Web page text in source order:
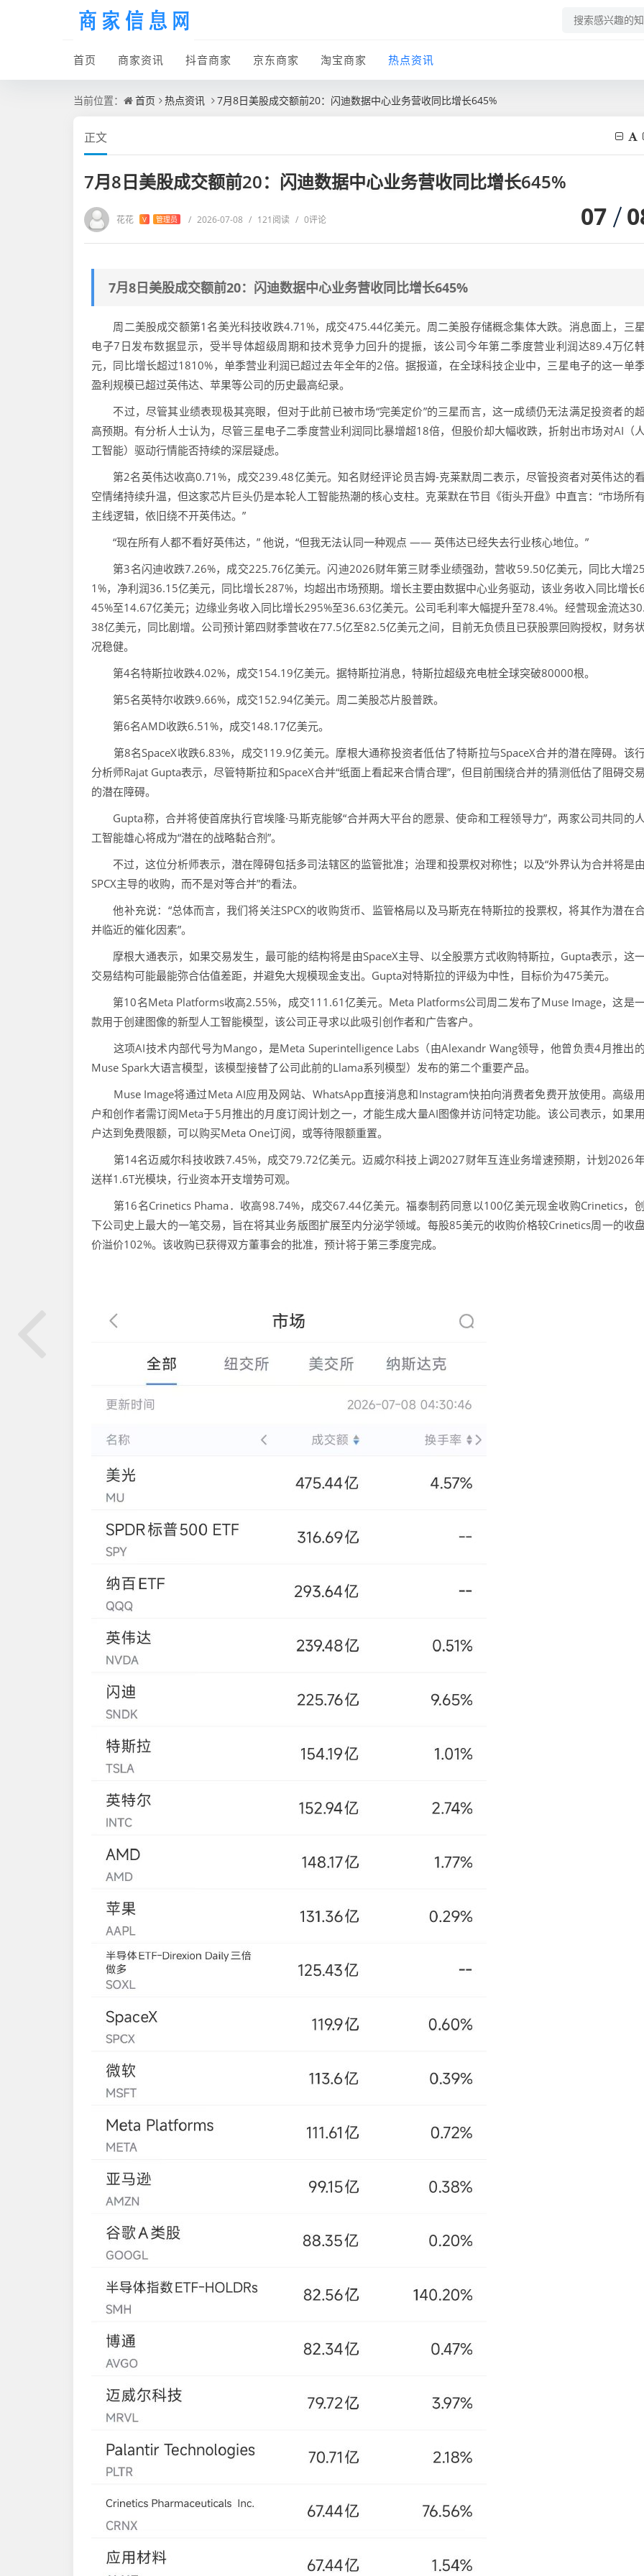
首页 商家资讯 抖音商家 京东商家 淘宝商家 热点资讯
当前位置： 首页 热点资讯 7月8日美股成交额前20：闪迪数据中心业务营收同比增长645%
正文
7月8日美股成交额前20：闪迪数据中心业务营收同比增长645%
花花 V 管理员 / 2026-07-08 / 121阅读 / 0评论 07
7月8日美股成交额前20：闪迪数据中心业务营收同比增长645%
周二美股成交额第1名美光科技收跌4.71%，成交475.44亿美元。周二美股存储概念集体大跌。消息面上，三星
电子7日发布数据显示，受半导体超级周期和技术竞争力回升的提振，该公司今年第二季度营业利润达89.4万亿
元，同比增长超过1810%，单季营业利润已超过去年全年的2倍。据报道，在全球科技企业中，三星电子的这一单
盈利规模已超过英伟达、苹果等公司的历史最高纪录。
不过，尽管其业绩表现极其亮眼，但对于此前已被市场“完美定价”的三星而言，这一成绩仍无法满足投资者的超
高预期。有分析人士认为，尽管三星电子二季度营业利润同比暴增超18倍，但股价却大幅收跌，折射出市场对AI（人
工智能）驱动行情能否持续的深层疑虑。
第2名英伟达收高0.71%，成交239.48亿美元。知名财经评论员吉姆-克莱默周二表示，尽管投资者对英伟达的看
空情绪持续升温，但这家芯片巨头仍是本轮人工智能热潮的核心支柱。克莱默在节目《街头开盘》中直言：“市场所有
主线逻辑，依旧绕不开英伟达。”
“现在所有人都不看好英伟达，” 他说，“但我无法认同一种观点 —— 英伟达已经失去行业核心地位。”
第3名闪迪收跌7.26%，成交225.76亿美元。闪迪2026财年第三财季业绩强劲，营收59.50亿美元，同比大增25
1%，净利润36.15亿美元，同比增长287%，均超出市场预期。增长主要由数据中心业务驱动，该业务收入同比增长6
45%至14.67亿美元；边缘业务收入同比增长295%至36.63亿美元。公司毛利率大幅提升至78.4%。经营现金流达30.
38亿美元，同比剧增。公司预计第四财季营收在77.5亿至82.5亿美元之间，目前无负债且已获股票回购授权，财务
况稳健。
第4名特斯拉收跌4.02%，成交154.19亿美元。据特斯拉消息，特斯拉超级充电桩全球突破80000根。
第5名英特尔收跌9.66%，成交152.94亿美元。周二美股芯片股普跌。
第6名AMD收跌6.51%，成交148.17亿美元。
第8名SpaceX收跌6.83%，成交119.9亿美元。摩根大通称投资者低估了特斯拉与SpaceX合并的潜在障碍。该
分析师Rajat Gupta表示，尽管特斯拉和SpaceX合并“纸面上看起来合情合理”，但目前围绕合并的猜测低估了阻碍交易
的潜在障碍。
Gupta称，合并将使首席执行官埃隆·马斯克能够“合并两大平台的愿景、使命和工程领导力”，两家公司共同的人
工智能雄心将成为“潜在的战略黏合剂”。
不过，这位分析师表示，潜在障碍包括多司法辖区的监管批准；治理和投票权对称性；以及“外界认为合并将是由
SPCX主导的收购，而不是对等合并”的看法。
他补充说：“总体而言，我们将关注SPCX的收购货币、监管格局以及马斯克在特斯拉的投票权，将其作为潜在
并临近的催化因素”。
摩根大通表示，如果交易发生，最可能的结构将是由SpaceX主导、以全股票方式收购特斯拉，Gupta表示，这
交易结构可能最能弥合估值差距，并避免大规模现金支出。Gupta对特斯拉的评级为中性，目标价为475美元。
第10名Meta Platforms收高2.55%，成交111.61亿美元。Meta Platforms公司周二发布了Muse Image，这是
款用于创建图像的新型人工智能模型，该公司正寻求以此吸引创作者和广告客户。
这项AI技术内部代号为Mango，是Meta Superintelligence Labs（由Alexandr Wang领导，他曾负责4月推出的
Muse Spark大语言模型，该模型接替了公司此前的Llama系列模型）发布的第二个重要产品。
Muse Image将通过Meta AI应用及网站、WhatsApp直接消息和Instagram快拍向消费者免费开放使用。高级用
户和创作者需订阅Meta于5月推出的月度订阅计划之一，才能生成大量AI图像并访问特定功能。该公司表示，如果用
户达到免费限额，可以购买Meta One订阅，或等待限额重置。
第14名迈威尔科技收跌7.45%，成交79.72亿美元。迈威尔科技上调2027财年互连业务增速预期，计划2026
送样1.6T光模块，行业资本开支增势可观。
第16名Crinetics Phama．收高98.74%，成交67.44亿美元。福泰制药同意以100亿美元现金收购Crinetics，创
下公司史上最大的一笔交易，旨在将其业务版图扩展至内分泌学领域。每股85美元的收购价格较Crinetics周一的收
价溢价102%。该收购已获得双方董事会的批准，预计将于第三季度完成。